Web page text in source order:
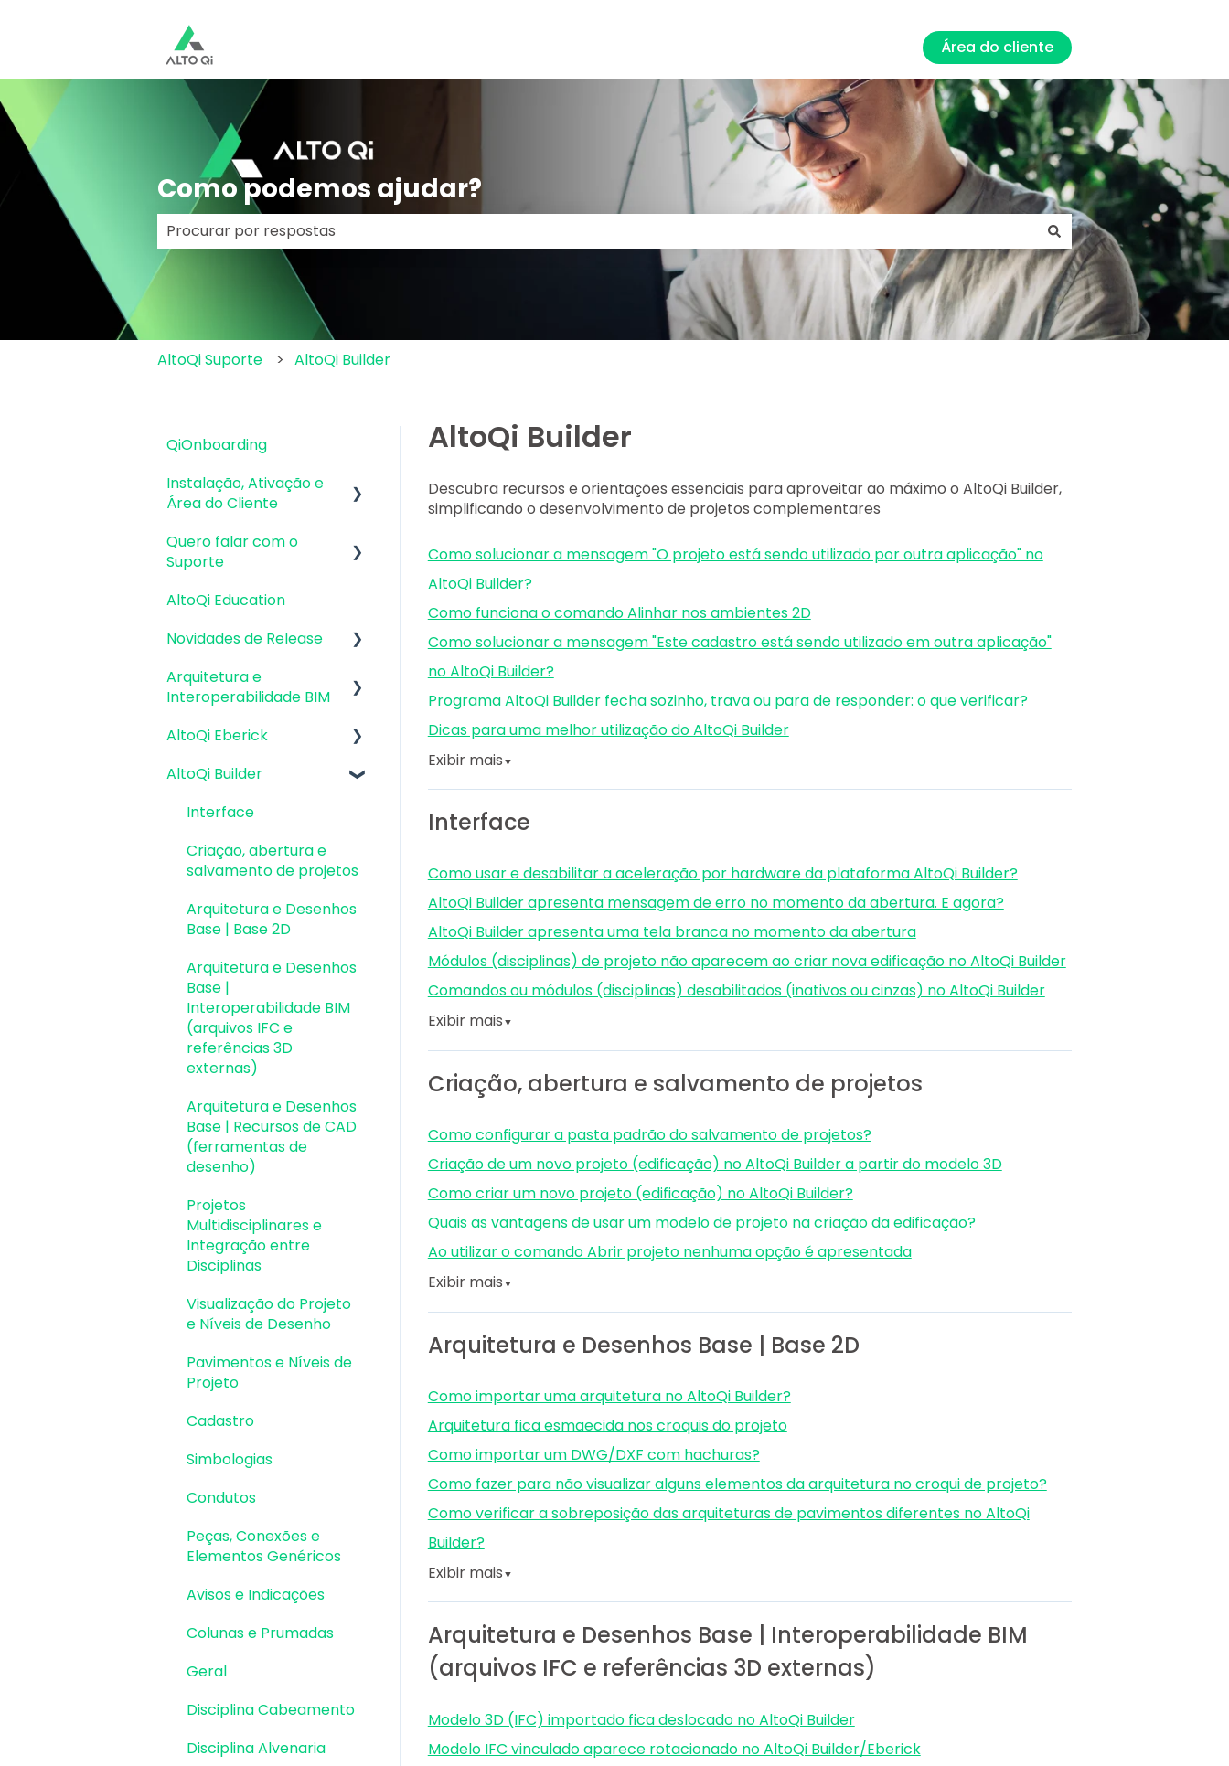
Área do cliente
Como podemos ajudar?
Não há sugestões porque o campo de pesquisa está em branco.
AltoQi Suporte AltoQi Builder
AltoQi Builder
Descubra recursos e orientações essenciais para aproveitar ao máximo o AltoQi Builder,
simplificando o desenvolvimento de projetos complementares
Como solucionar a mensagem "O projeto está sendo utilizado por outra aplicação" no
AltoQi Builder?
Como funciona o comando Alinhar nos ambientes 2D
Como solucionar a mensagem "Este cadastro está sendo utilizado em outra aplicação"
no AltoQi Builder?
Programa AltoQi Builder fecha sozinho, trava ou para de responder: o que verificar?
Dicas para uma melhor utilização do AltoQi Builder
Exibir mais▼
Interface
Como usar e desabilitar a aceleração por hardware da plataforma AltoQi Builder?
AltoQi Builder apresenta mensagem de erro no momento da abertura. E agora?
AltoQi Builder apresenta uma tela branca no momento da abertura
Módulos (disciplinas) de projeto não aparecem ao criar nova edificação no AltoQi Builder
Comandos ou módulos (disciplinas) desabilitados (inativos ou cinzas) no AltoQi Builder
Exibir mais▼
Criação, abertura e salvamento de projetos
Como configurar a pasta padrão do salvamento de projetos?
Criação de um novo projeto (edificação) no AltoQi Builder a partir do modelo 3D
Como criar um novo projeto (edificação) no AltoQi Builder?
Quais as vantagens de usar um modelo de projeto na criação da edificação?
Ao utilizar o comando Abrir projeto nenhuma opção é apresentada
Exibir mais▼
Arquitetura e Desenhos Base | Base 2D
Como importar uma arquitetura no AltoQi Builder?
Arquitetura fica esmaecida nos croquis do projeto
Como importar um DWG/DXF com hachuras?
Como fazer para não visualizar alguns elementos da arquitetura no croqui de projeto?
Como verificar a sobreposição das arquiteturas de pavimentos diferentes no AltoQi
Builder?
Exibir mais▼
Arquitetura e Desenhos Base | Interoperabilidade BIM
(arquivos IFC e referências 3D externas)
Modelo 3D (IFC) importado fica deslocado no AltoQi Builder
Modelo IFC vinculado aparece rotacionado no AltoQi Builder/Eberick
QiOnboarding
Instalação, Ativação e
Área do Cliente
Requisitos de Sistema
Operacional e
Antivírus
Recursos Gráficos e
Placa de Vídeo
Instalação & Acesso por
demonstrativas
Instalação & Acesso por
Chave de Ativação EID |
Versões anteriores
Outros
Quero falar com o
Suporte
Atendimento de
(bugs), melhorias e
sugestões
Envio de anexos
AltoQi Education
Novidades de Release
Atualizações AltoQi
Eberick
Atualizações AltoQi
Visus
Atualizações AltoQi
Visus Cost Management
Atualizações AltoQi
Visus Collab
Atualizações AltoQi
Visus WorkFlow
Arquitetura e
Interoperabilidade BIM
Preparação da
Exportação e
3D (formato Q3D)
Visualização em
Realidade Aumentada
(RA)
AltoQi Eberick
Interface
Criação, abertura e
Pavimentos e níveis
Desenhos e Arquitetura
Desenhos e Arquitetura
| Interoperabilidade BIM
Pilares | Lançamento
Pilares | Erros e Avisos
Pilares |
Dimensionamento e
Detalhamento
Vigas | Lançamento
Vigas | Erros e Avisos
Vigas |
Dimensionamento e
Detalhamento
Lajes | Erros e Avisos
Lajes |
Lajes | Detalhamento
Lançamento
Avisos
Fundações |
Detalhamento
Cargas
Escadas
AltoQi Builder
Interface
Criação, abertura e
salvamento de projetos
Arquitetura e Desenhos
Base | Base 2D
Arquitetura e Desenhos
Base |
Interoperabilidade BIM
(arquivos IFC e
referências 3D
externas)
Arquitetura e Desenhos
Base | Recursos de CAD
(ferramentas de
desenho)
Projetos
Multidisciplinares e
Integração entre
Disciplinas
Visualização do Projeto
e Níveis de Desenho
Pavimentos e Níveis de
Projeto
Cadastro
Simbologias
Condutos
Peças, Conexões e
Elementos Genéricos
Avisos e Indicações
Colunas e Prumadas
Geral
Disciplina Cabeamento
Disciplina Alvenaria